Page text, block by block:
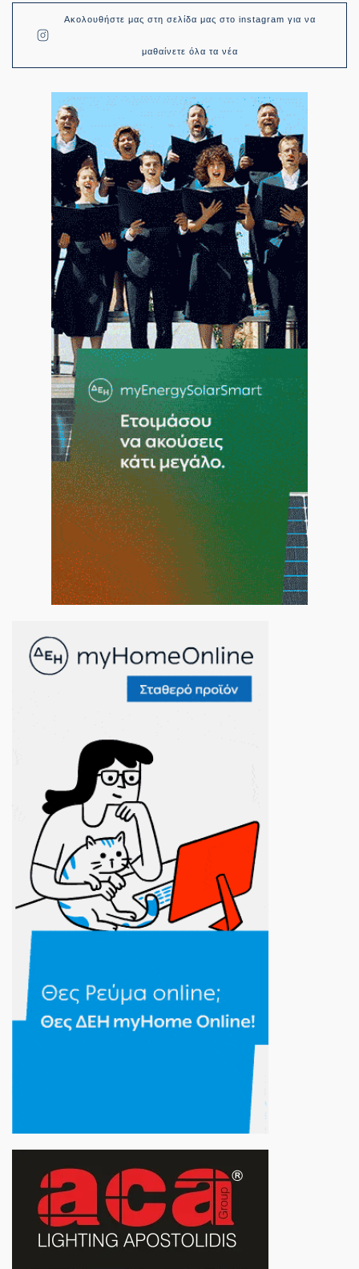
Ακολουθήστε μας στη σελίδα μας στο instagram για να
μαθαίνετε όλα τα νέα